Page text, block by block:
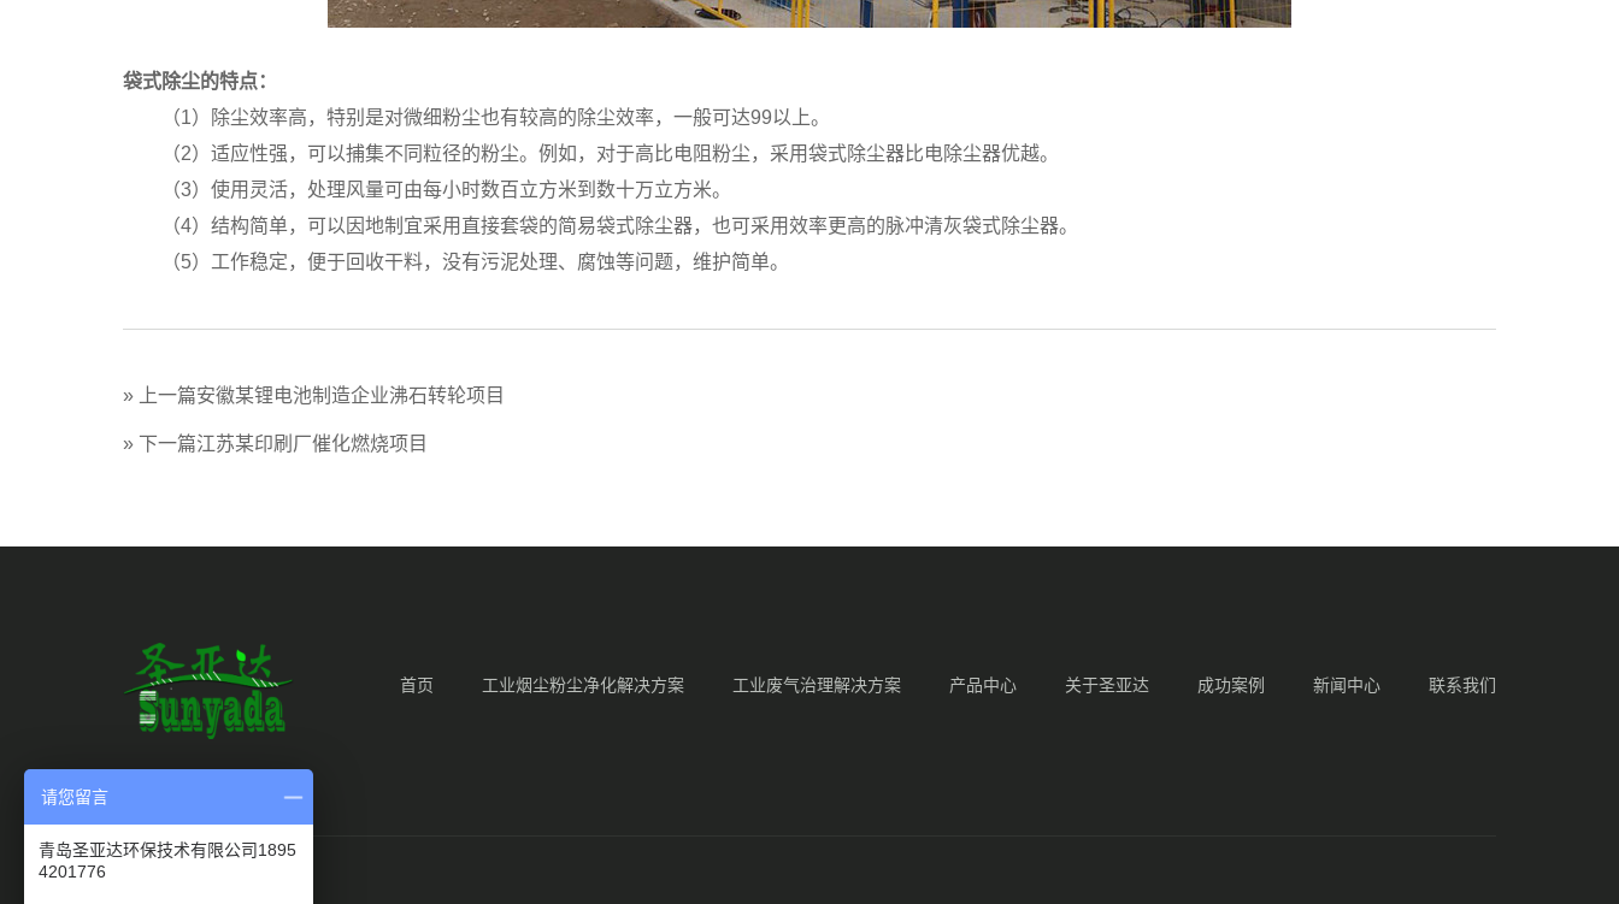
袋式除尘的特点：
（1）除尘效率高，特别是对微细粉尘也有较高的除尘效率，一般可达99以上。
（2）适应性强，可以捕集不同粒径的粉尘。例如，对于高比电阻粉尘，采用袋式除尘器比电除尘器优越。
（3）使用灵活，处理风量可由每小时数百立方米到数十万立方米。
（4）结构简单，可以因地制宜采用直接套袋的简易袋式除尘器，也可采用效率更高的脉冲清灰袋式除尘器。
（5）工作稳定，便于回收干料，没有污泥处理、腐蚀等问题，维护简单。
» 上一篇安徽某锂电池制造企业沸石转轮项目
» 下一篇江苏某印刷厂催化燃烧项目
首页 工业烟尘粉尘净化解决方案 工业废气治理解决方案 产品中心 关于圣亚达 成功案例 新闻中心 联系我们
请您留言
青岛圣亚达环保技术有限公司1895
4201776